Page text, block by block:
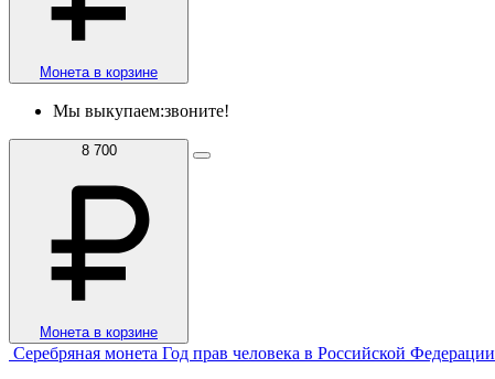
Монета в корзине
Мы выкупаем:звоните!
8 700
Монета в корзине
Серебряная монета Год прав человека в Российской Федерации